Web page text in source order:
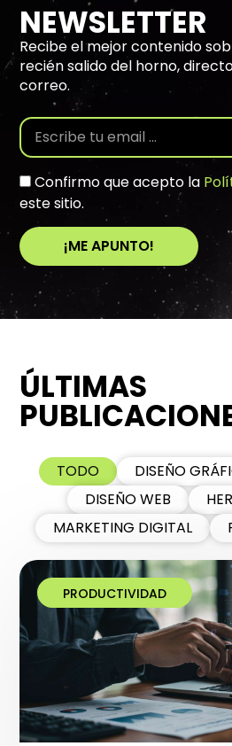
NEWSLETTER
Recibe el mejor contenido
recién salido del horno,
correo.
Confirmo que acepto la
este sitio.
¡ME APUNTO!
t
n
a
t
ÚLTIMAS
DISEÑO
DISEÑO WEB
MARKETING DIGITAL
TODO
PRODUCTIVIDAD